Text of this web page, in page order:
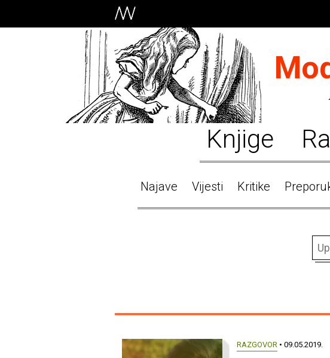
Knjige
Najave Vijesti Kritike
RAZGOVOR • 09.05.2019.